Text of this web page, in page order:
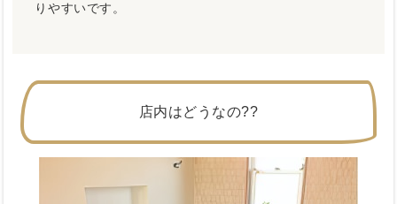
りやすいです。
店内はどうなの??